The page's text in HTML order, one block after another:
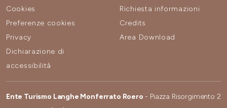
Cookies
Preferenze cookies
Privacy
Dichiarazione di
accessibilità
Richiesta informazioni
Credits
Area Download
Ente Turismo Langhe Monferrato Roero - Piazza Risorgimento 2